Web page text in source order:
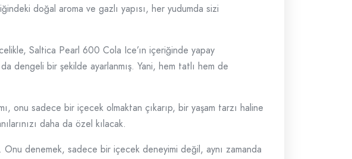
doğal aroma ve gazlı yapısı, her yudumda sizi
Saltica Pearl 600 Cola Ice’ın içeriğinde yapay
dengeli bir şekilde ayarlanmış. Yani, hem tatlı hem de
onu sadece bir içecek olmaktan çıkarıp, bir yaşam tarzı haline
daha da özel kılacak.
denemek, sadece bir içecek deneyimi değil, aynı zamanda